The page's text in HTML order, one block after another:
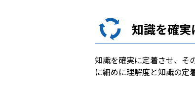
知識を確
知識を確実に定着させ、そ
に細めに理解度と知識の定